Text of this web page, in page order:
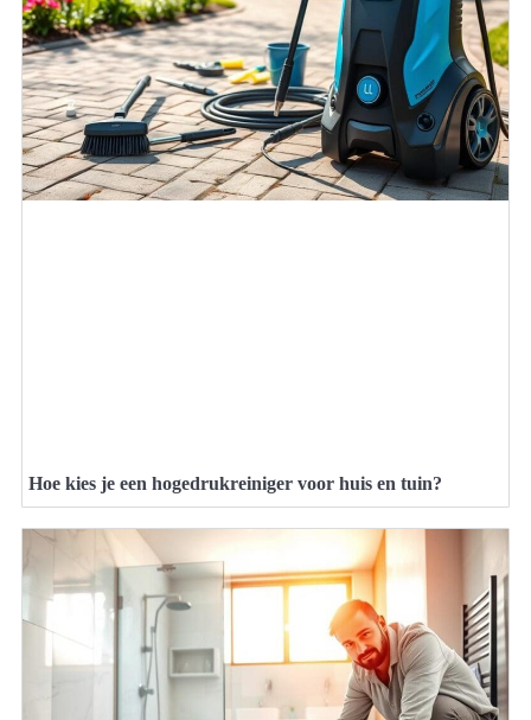
Hoe kies je een hogedrukreiniger voor huis en tuin?